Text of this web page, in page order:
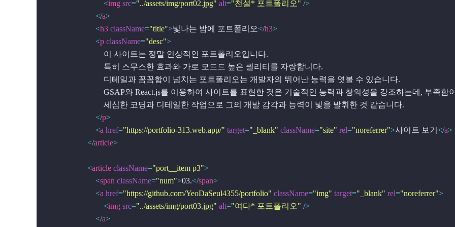
<img src="../assets/img/port02.jpg" alt="천설* 포트폴리오" />
</a>
<h3 className="title">빛나는 밤에 포트폴리오</h3>
<p className="desc">
                            이 사이트는 정말 인상적인 포트폴리오입니다.
                            특히 스무스한 효과와 가로 모드드 높은 퀄리티를 자랑합니다.
                            디테일과 꼼꼼함이 넘치는 포트폴리오는 개발자의 뛰어난 능력을 엿볼 수 있습니다.
GSAP와 React.js를 이용하여 사이트를 표현한 것은 기술적인 능력과 창의성을 강조하는데, 부족함
                            세심한 코딩과 디테일한 작업으로 그의 개발 감각과 능력이 빛을 발휘한 것 같습니다.
</p>
<a href="https://portfolio-313.web.app/" target="_blank" className="site" rel="noreferrer">사이트 보기 </a>
</article>
<article className="port__item p3">
<span className="num">03.</span>
<a href="https://github.com/YeoDaSeul4355/portfolio" className="img" target="_blank" rel="noreferrer">
<img src="../assets/img/port03.jpg" alt="여다* 포트폴리오" />
</a>